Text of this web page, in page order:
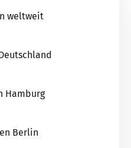
weltweit
Hamburg
Berlin